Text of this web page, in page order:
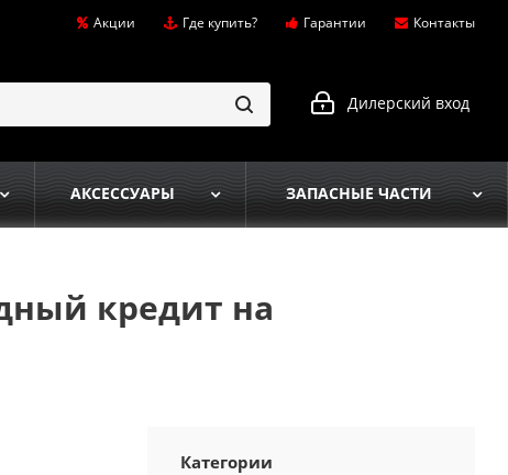
Акции Где купить? Гарантии Контакты
Дилерский вход
АКСЕССУАРЫ ЗАПАСНЫЕ ЧАСТИ
кредит на
Категории